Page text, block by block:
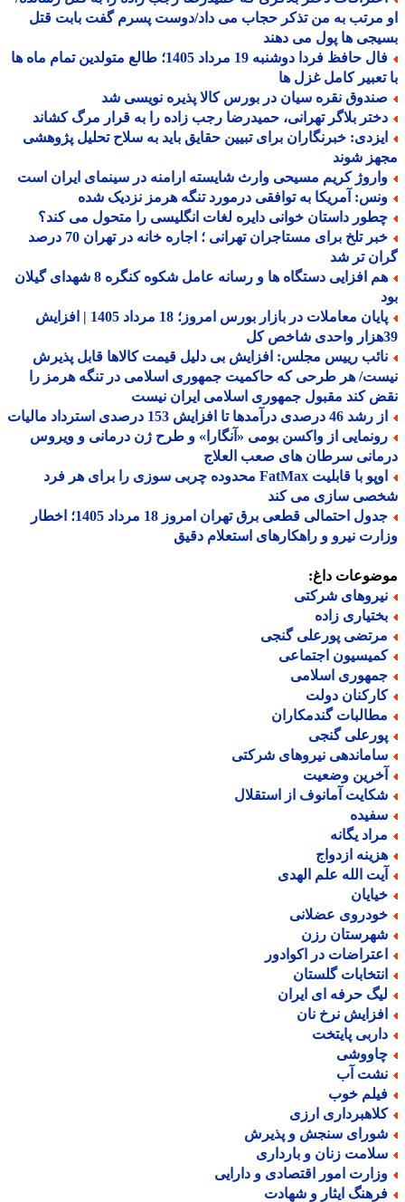
مرتب به من تذکر حجاب می داد/دوست پسرم گفت بابت قتل
ها پول می دهند
فال حافظ فردا دوشنبه 19 مرداد 1405؛ طالع متولدین تمام ماه ها
کامل غزل ها
نقره سیان در بورس کالا پذیره نویسی شد
بلاگر تهرانی، حمیدرضا رجب زاده را به قرار مرگ کشاند
خبرنگاران برای تبیین حقایق باید به سلاح تحلیل پژوهشی
شوند
کریم مسیحی وارث شایسته ارامنه در سینمای ایران است
آمریکا به توافقی درمورد تنگه هرمز نزدیک شده
داستان خوانی دایره لغات انگلیسی را متحول می کند؟
خبر تلخ برای مستاجران تهرانی ؛ اجاره خانه در تهران 70 درصد
تر شد
هم افزایی دستگاه ها و رسانه عامل شکوه کنگره 8 شهدای گیلان
پایان معاملات در بازار بورس امروز؛ 18 مرداد 1405 | افزایش
رییس مجلس: افزایش بی دلیل قیمت کالاها قابل پذیرش
هر طرحی که حاکمیت جمهوری اسلامی در تنگه هرمز را
کند مقبول جمهوری اسلامی ایران نیست
درصدی درآمدها تا افزایش 153 درصدی استرداد مالیات
از واکسن بومی «آنگارا» و طرح ژن درمانی و ویروس
سرطان های صعب العلاج
اوپو با قابلیت FatMax محدوده چربی سوزی را برای هر فرد
سازی می کند
جدول احتمالی قطعی برق تهران امروز 18 مرداد 1405؛ اخطار
نیرو و راهکارهای استعلام دقیق
داغ:
شرکتی
زاده
پورعلی گنجی
اجتماعی
اسلامی
دولت
گندمکاران
گنجی
نیروهای شرکتی
وضعیت
آمانوف از استقلال
یگانه
ازدواج
الله علم الهدی
عضلانی
رزن
در اکوادور
گلستان
حرفه ای ایران
نرخ نان
پایتخت
آب
خوب
ارزی
سنجش و پذیرش
زنان و بارداری
امور اقتصادی و دارایی
ایثار و شهادت